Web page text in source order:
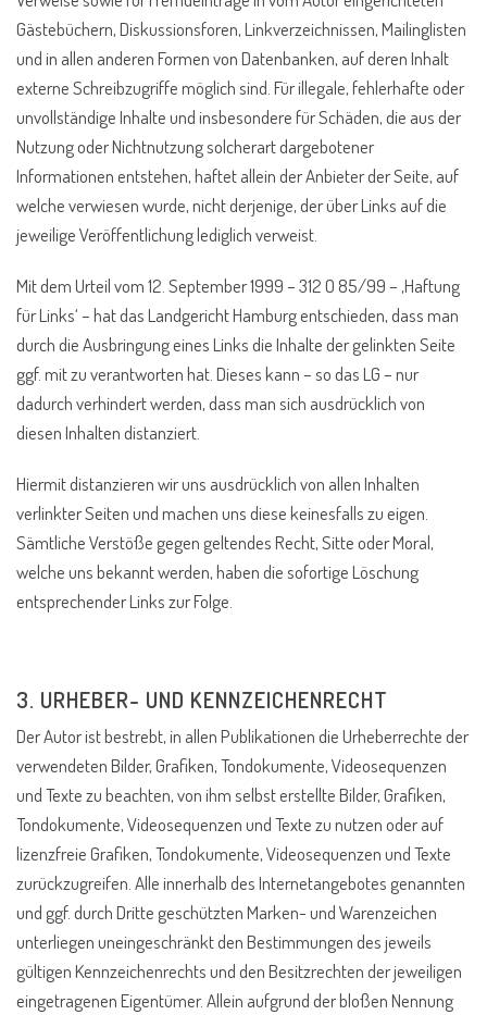
Gästebüchern, Diskussionsforen, Linkverzeichnissen, Mailinglisten
und in allen anderen Formen von Datenbanken, auf deren Inhalt
externe Schreibzugriffe möglich sind. Für illegale, fehlerhafte oder
unvollständige Inhalte und insbesondere für Schäden, die aus der
Nutzung oder Nichtnutzung solcherart dargebotener
Informationen entstehen, haftet allein der Anbieter der Seite, auf
welche verwiesen wurde, nicht derjenige, der über Links auf die
jeweilige Veröffentlichung lediglich verweist.
Mit dem Urteil vom 12. September 1999 – 312 O 85/99 – ‚Haftung
für Links‘ – hat das Landgericht Hamburg entschieden, dass man
durch die Ausbringung eines Links die Inhalte der gelinkten Seite
ggf. mit zu verantworten hat. Dieses kann – so das LG – nur
dadurch verhindert werden, dass man sich ausdrücklich von
diesen Inhalten distanziert.
Hiermit distanzieren wir uns ausdrücklich von allen Inhalten
verlinkter Seiten und machen uns diese keinesfalls zu eigen.
Sämtliche Verstöße gegen geltendes Recht, Sitte oder Moral,
welche uns bekannt werden, haben die sofortige Löschung
entsprechender Links zur Folge.
3. URHEBER- UND KENNZEICHENRECHT
Der Autor ist bestrebt, in allen Publikationen die Urheberrechte der
verwendeten Bilder, Grafiken, Tondokumente, Videosequenzen
und Texte zu beachten, von ihm selbst erstellte Bilder, Grafiken,
Tondokumente, Videosequenzen und Texte zu nutzen oder auf
lizenzfreie Grafiken, Tondokumente, Videosequenzen und Texte
zurückzugreifen. Alle innerhalb des Internetangebotes genannten
und ggf. durch Dritte geschützten Marken- und Warenzeichen
unterliegen uneingeschränkt den Bestimmungen des jeweils
gültigen Kennzeichenrechts und den Besitzrechten der jeweiligen
eingetragenen Eigentümer. Allein aufgrund der bloßen Nennung